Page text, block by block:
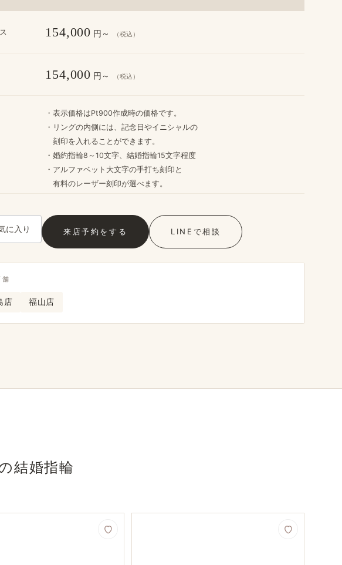
舗
店 福山店
154,000 円～ （税込）
154,000 円～ （税込）
・​表示価格は​Pt900作成時の​価格です。
・リングの​内側には、​記念日や​イニシャルの
刻印を​入れる​ことができます。
・婚約指輪8～10文字、​結婚​指輪15文字程度
・アルファベット大文字の​手打ち刻印と
​有料の​レーザー刻印が​選べます。
に入り 来店予約を​する LINEで​相談
結婚​指輪